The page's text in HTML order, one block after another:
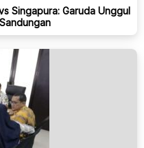
Singapura: Garuda Unggul